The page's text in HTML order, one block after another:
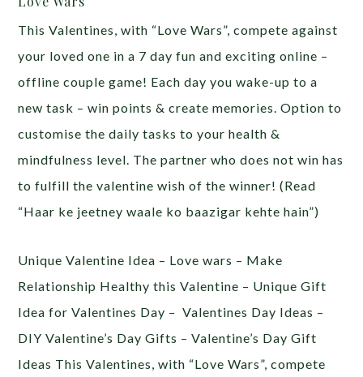
This Valentines, with “Love Wars”, compete against
your loved one in a 7 day fun and exciting online –
offline couple game! Each day you wake-up to a
new task – win points & create memories. Option to
customise the daily tasks to your health &
mindfulness level. The partner who does not win has
to fulfill the valentine wish of the winner! (Read
“Haar ke jeetney waale ko baazigar kehte hain”)
Unique Valentine Idea – Love wars – Make
Relationship Healthy this Valentine – Unique Gift
Idea for Valentines Day – Valentines Day Ideas –
DIY Valentine’s Day Gifts – Valentine’s Day Gift
Ideas This Valentines, with “Love Wars”, compete